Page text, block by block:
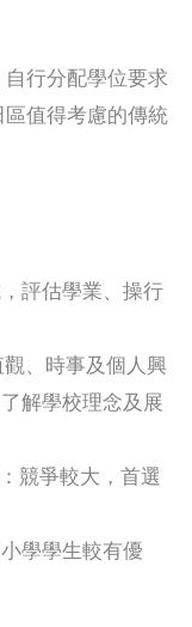
行分配學位要求
值得考慮的傳統
評估學業、操行
觀、時事及個人興
解學校理念及展
：競爭較大，首選
學學生較有優